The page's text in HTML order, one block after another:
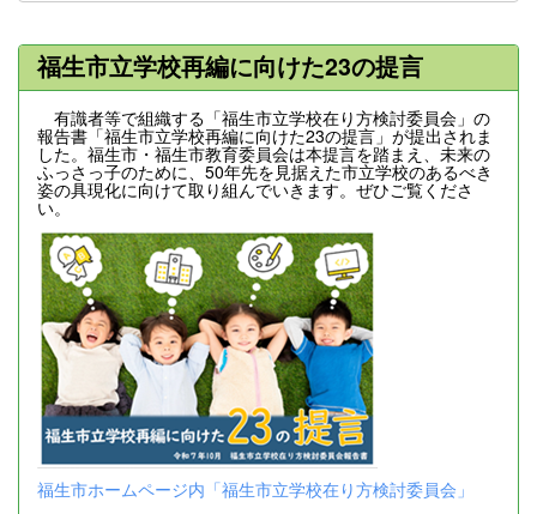
福生市立学校再編に向けた23の提言
有識者等で組織する「福生市立学校在り方検討委員会」の
報告書「福生市立学校再編に向けた23の提言」が提出されま
した。福生市・福生市教育委員会は本提言を踏まえ、未来の
ふっさっ子のために、50年先を見据えた市立学校のあるべき
姿の具現化に向けて取り組んでいきます。ぜひご覧くださ
い。
福生市ホームページ内「福生市立学校在り方検討委員会」